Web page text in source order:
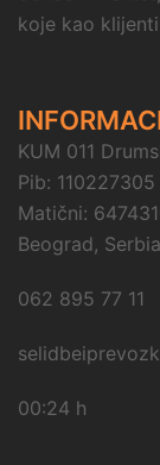
koje kao
KUM 011
Pib: 110227305
Matični:
Beograd,
062 895 77 11
00:24 h